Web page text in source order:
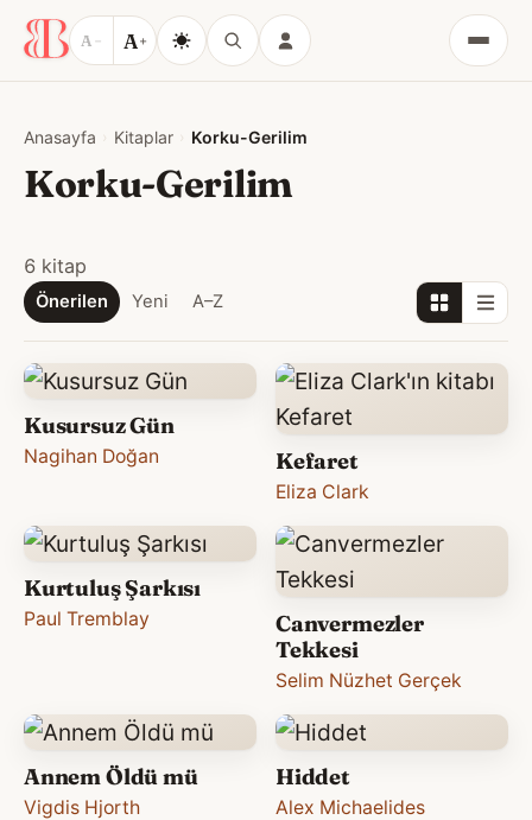
A − A+
Menü
Anasayfa Kitaplar Korku-Gerilim
Korku-Gerilim
6 kitap
Önerilen Yeni A–Z
Kusursuz Gün
Nagihan Doğan Kefaret
Eliza Clark
Kurtuluş Şarkısı
Paul Tremblay
Canvermezler
Tekkesi
Selim Nüzhet Gerçek
Annem Öldü mü
Vigdis Hjorth
Hiddet
Alex Michaelides